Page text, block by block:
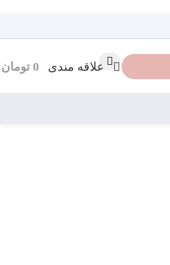
علاقه مندی 0 تومان